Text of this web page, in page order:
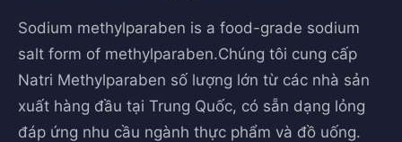
Sodium methylparaben is a food-grade sodium
salt form of methylparaben.Chúng tôi cung cấp
Natri Methylparaben số lượng lớn từ các nhà sản
xuất hàng đầu tại Trung Quốc, có sẵn dạng lỏng
đáp ứng nhu cầu ngành thực phẩm và đồ uống.